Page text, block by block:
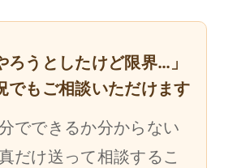
ろうとしたけど限界…」
でもご相談いただけます
でできるか分からない
だけ送って相談するこ